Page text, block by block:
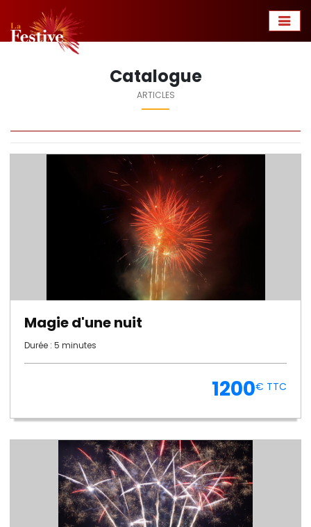
Catalogue
ARTICLES
Magie d'une nuit
Durée : 5 minutes
1200€ TTC